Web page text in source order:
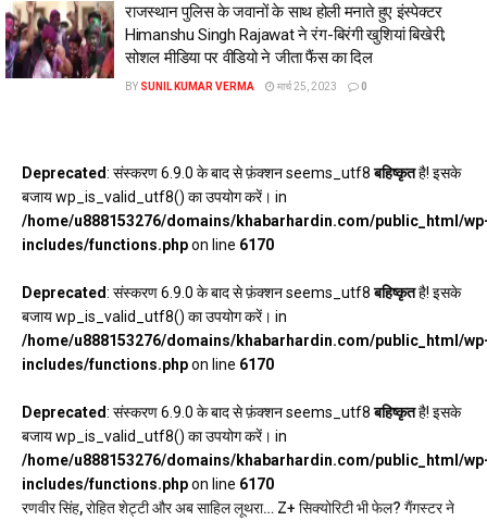
राजस्थान पुलिस के जवानों के साथ होली मनाते हुए इंस्पेक्टर
Himanshu Singh Rajawat ने रंग-बिरंगी खुशियां बिखेरी;
सोशल मीडिया पर वीडियो ने जीता फैंस का दिल
BY SUNIL KUMAR VERMA मार्च 25, 2023 0
Deprecated: संस्करण 6.9.0 के बाद से फ़ंक्शन seems_utf8बहिष्कृतहै! इसके
बजाय wp_is_valid_utf8() का उपयोग करें। in
/home/u888153276/domains/khabarhardin.com/public_html/
includes/functions.phpon line 6170
Deprecated: संस्करण 6.9.0 के बाद से फ़ंक्शन seems_utf8बहिष्कृतहै! इसके
बजाय wp_is_valid_utf8() का उपयोग करें। in
/home/u888153276/domains/khabarhardin.com/public_html/
includes/functions.phpon line 6170
Deprecated: संस्करण 6.9.0 के बाद से फ़ंक्शन seems_utf8बहिष्कृतहै! इसके
बजाय wp_is_valid_utf8() का उपयोग करें। in
/home/u888153276/domains/khabarhardin.com/public_html/
includes/functions.phpon line 6170
रणवीर सिंह, रोहित शेट्टी और अब साहिल लूथरा… Z+ सिक्योरिटी भी फेल? गैंगस्टर ने